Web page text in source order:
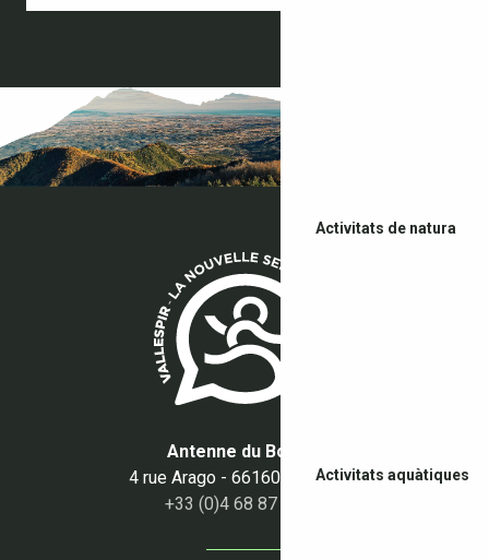
Activitats de natura
Activitats aquàtiques
Antenne du Boulou
4 rue Arago - 66160 Le Boulou
+33 (0)4 68 87 50 95